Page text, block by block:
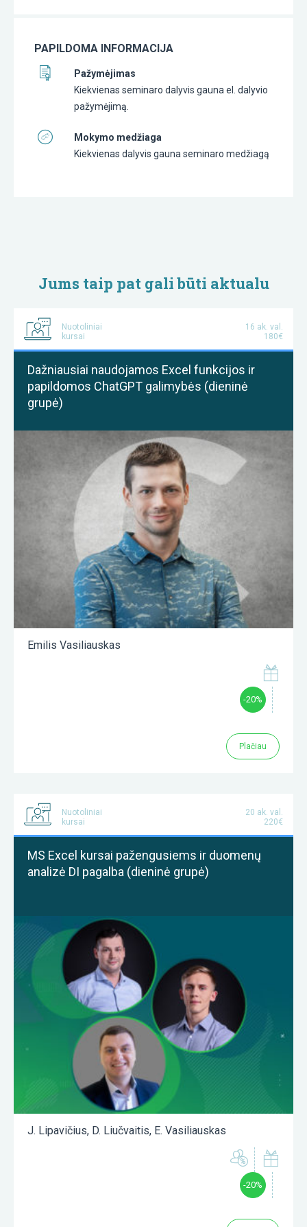
PAPILDOMA INFORMACIJA
Pažymėjimas
Kiekvienas seminaro dalyvis gauna el. dalyvio
pažymėjimą.
Mokymo medžiaga
Kiekvienas dalyvis gauna seminaro medžiagą
Jums taip pat gali būti aktualu
Nuotoliniai
kursai
16 ak. val.
180€
Dažniausiai naudojamos Excel funkcijos ir
papildomos ChatGPT galimybės (dieninė
grupė)
Emilis Vasiliauskas
-20%
Plačiau
Nuotoliniai
kursai
20 ak. val.
220€
MS Excel kursai pažengusiems ir duomenų
analizė DI pagalba (dieninė grupė)
J. Lipavičius, D. Liučvaitis, E. Vasiliauskas
-20%